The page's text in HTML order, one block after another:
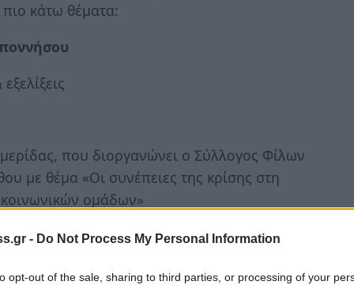
- Do Not Process My Personal Information
opt-out of the sale, sharing to third parties, or processing of your
κάτω θέματα:
που διοργανώνει ο Σύλλογος Φίλων
με θέμα «Οι συνέπειες της κρίσης στη
ομάδων»
τόκους των χρηματικών καταθέσεων της